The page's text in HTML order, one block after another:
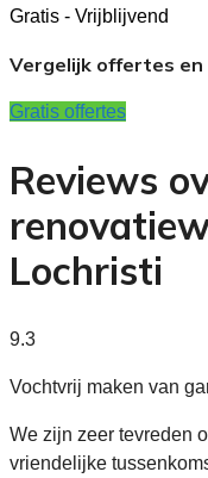
Gratis - Vrijblijvend
Vergelijk offertes en
Gratis offertes
Reviews
Lochristi
9.3
Vochtvrij maken van
We zijn zeer tevreden
vriendelijke